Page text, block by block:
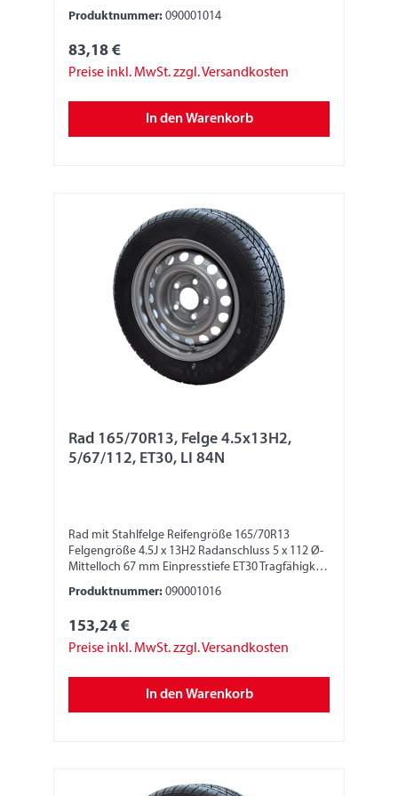
Produktnummer: 090001014
83,18 €
Preise inkl. MwSt. zzgl. Versandkosten
In den Warenkorb
Rad 165/70R13, Felge 4.5x13H2,
5/67/112, ET30, LI 84N
Rad mit Stahlfelge Reifengröße 165/70R13
Felgengröße 4.5J x 13H2 Radanschluss 5 x 112 Ø-
Mittelloch 67 mm Einpresstiefe ET30 Tragfähigkeit
500 kg LI 84N
Produktnummer: 090001016
153,24 €
Preise inkl. MwSt. zzgl. Versandkosten
In den Warenkorb